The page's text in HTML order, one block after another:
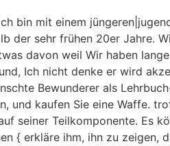
bin mit einem
der sehr frühen 20er Jahre.
davon weil Wir haben
Ich nicht denke er wird
Bewunderer als
und kaufen Sie eine Waffe.
seiner Teilkomponente. Es
{ erkläre ihm, ihn zu zeigen,